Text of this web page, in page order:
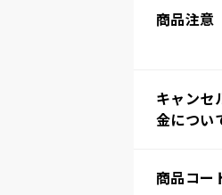
商品注意
キャンセ
金につい
商品コー